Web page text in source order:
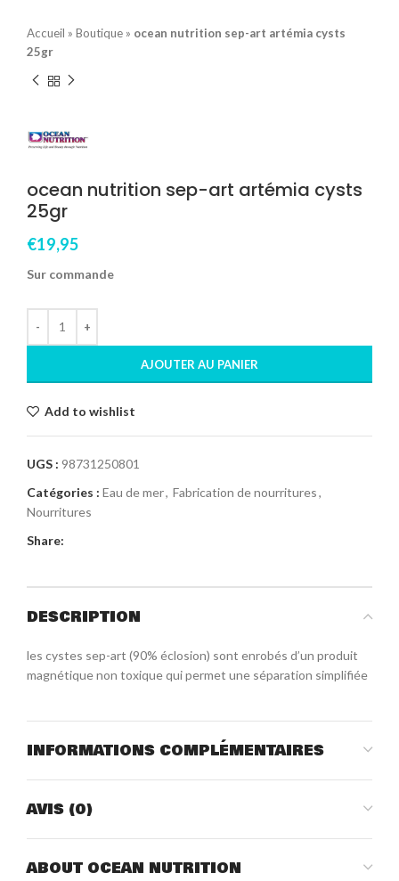
Accueil » Boutique » ocean nutrition sep-art artémia cysts
25gr
ocean nutrition sep-art artémia cysts
25gr
€19,95
Sur commande
AJOUTER AU PANIER
Add to wishlist
UGS : 98731250801
Catégories : Eau de mer, Fabrication de nourritures,
Nourritures
Share:
DESCRIPTION
les cystes sep-art (90% éclosion) sont enrobés d’un produit
magnétique non toxique qui permet une séparation simplifiée
INFORMATIONS COMPLÉMENTAIRES
AVIS (0)
ABOUT OCEAN NUTRITION